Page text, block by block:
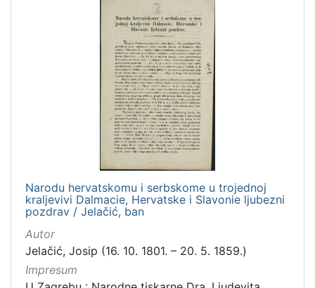
Narodu hervatskomu i serbskome u trojednoj
kraljevivi Dalmacie, Hervatske i Slavonie ljubezni
pozdrav / Jelačić, ban
Autor
Jelačić, Josip (16. 10. 1801. – 20. 5. 1859.)
Impresum